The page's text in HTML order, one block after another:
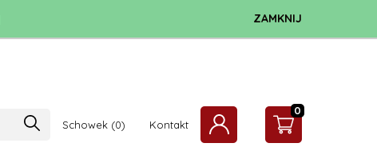
ZAMKNIJ
Schowek Kontakt
0